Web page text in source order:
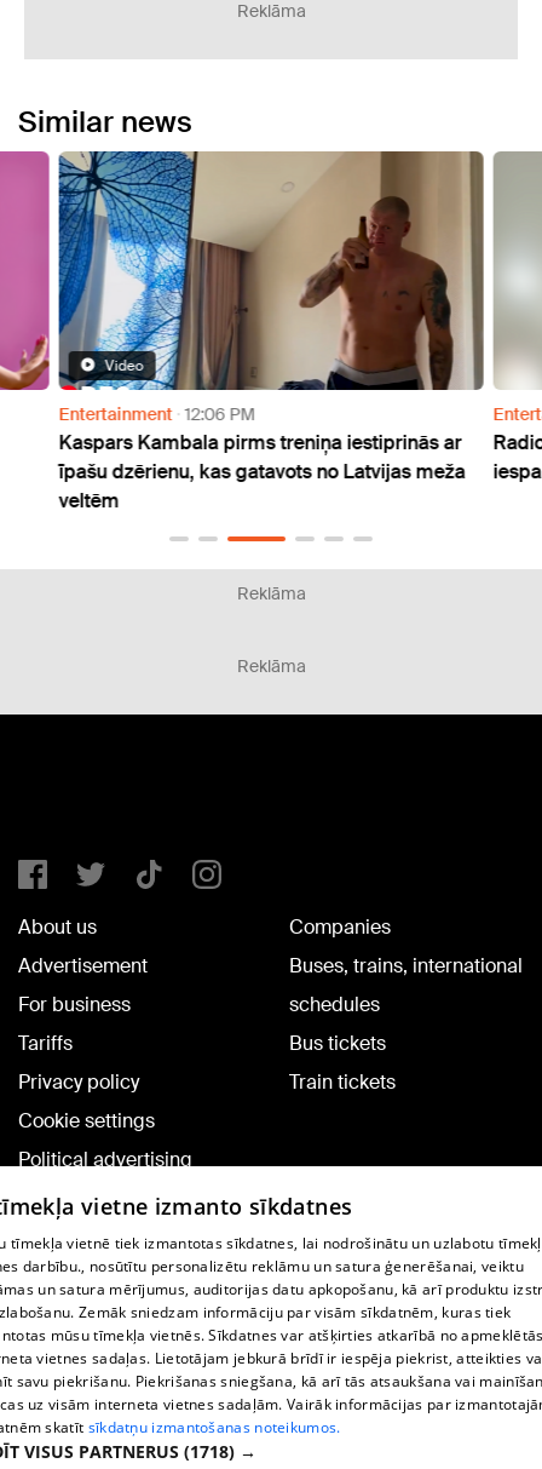
Reklāma
Similar news
Video
Entertainment 12:06 PM
Kaspars Kambala pirms treniņa iestiprinās ar
īpašu dzērienu, kas gatavots no Latvijas meža
veltēm
Reklāma
Reklāma
About us
Advertisement
For business
Tariffs
Privacy policy
Cookie settings
Political advertising
Cookie policy
Commenting terms
Companies
Buses, trains, international
schedules
Bus tickets
Train tickets
TV program
Contract rules
360 Ziņu kontakti
Helio Media
vietne izmanto sīkdatnes
tīmekļa vietnē tiek izmantotas sīkdatnes, lai nodrošinātu un uzlabotu
darbību., nosūtītu personalizētu reklāmu un satura ģenerēšanai, veiktu
un satura mērījumus, auditorijas datu apkopošanu, kā arī produktu
Zemāk sniedzam informāciju par visām sīkdatnēm, kuras tiek
mūsu tīmekļa vietnēs. Sīkdatnes var atšķirties atkarībā no
vietnes sadaļas. Lietotājam jebkurā brīdī ir iespēja piekrist, atteikties
savu piekrišanu. Piekrišanas sniegšana, kā arī tās atsaukšana vai
uz visām interneta vietnes sadaļām. Vairāk informācijas par
skatīt sīkdatņu izmantošanas noteikumos.
VISUS PARTNERUS (1718) →